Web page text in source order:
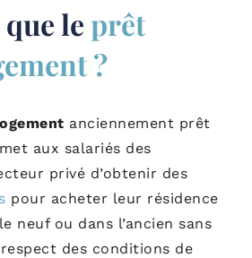
leprêt
?
anciennement prêt
aux salariés des
privé d’obtenir des
pour acheter leur résidence
neuf ou dans l’ancien sans
des conditions de